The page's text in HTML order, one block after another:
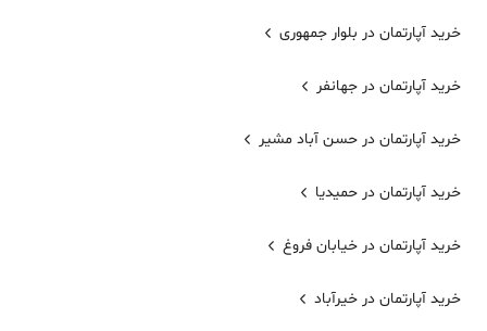
خرید آپارتمان در بلوار جمهوری
خرید آپارتمان در جهانفر
خرید آپارتمان در حسن آباد مشیر
خرید آپارتمان در حمیدیا
خرید آپارتمان در خیابان فروغ
خرید آپارتمان در خیرآباد